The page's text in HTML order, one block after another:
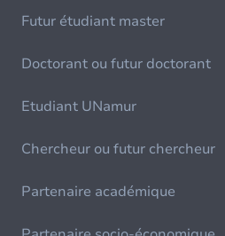
Futur étudiant master
Doctorant ou futur doctorant
Etudiant UNamur
Chercheur ou futur chercheur
Partenaire académique